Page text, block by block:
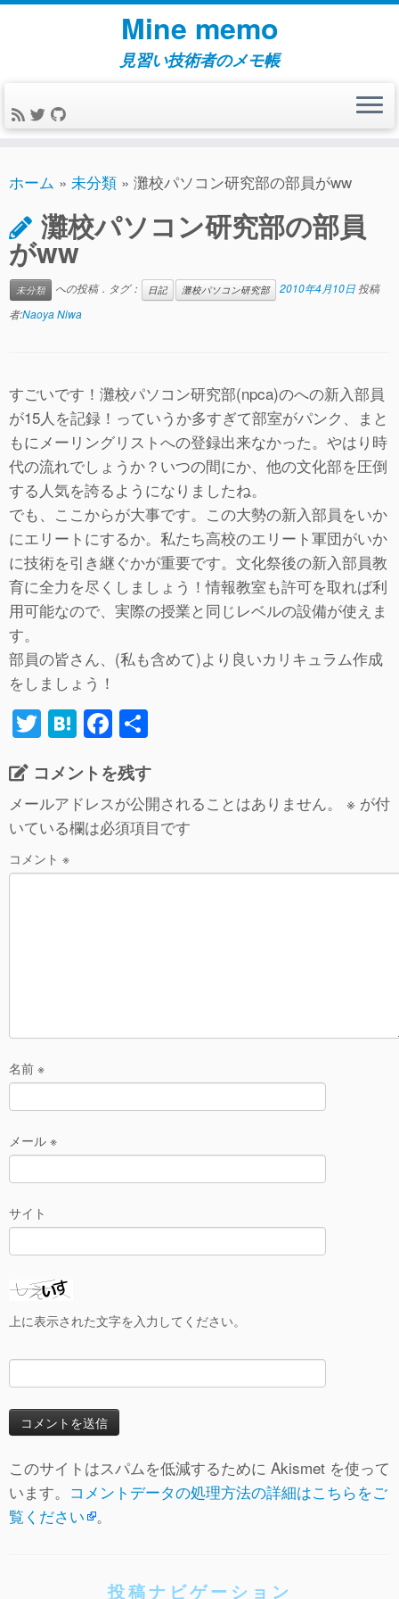
コ
ン
ツ
へ
キ
プ
Mine memo
見習い技術者のメモ帳
ホーム » 未分類 » 灘校パソコン研究部の部員がww
灘校パソコン研究部の部員
がww
未分類 への投稿．タグ： 日記 灘校パソコン研究部 2010年4月10日 投稿
者:Naoya Niwa
すごいです！灘校パソコン研究部(npca)のへの新入部員
が15人を記録！っていうか多すぎて部室がパンク、まと
もにメーリングリストへの登録出来なかった。やはり時
代の流れでしょうか？いつの間にか、他の文化部を圧倒
する人気を誇るようになりましたね。
でも、ここからが大事です。この大勢の新入部員をいか
にエリートにするか。私たち高校のエリート軍団がいか
に技術を引き継ぐかが重要です。文化祭後の新入部員教
育に全力を尽くしましょう！情報教室も許可を取れば利
用可能なので、実際の授業と同じレベルの設備が使えま
す。
部員の皆さん、(私も含めて)より良いカリキュラム作成
をしましょう！
T
tt
er
H
e
n
a
F
a
c
e
b
o
コメントを残す
メールアドレスが公開されることはありません。 ※ が付
いている欄は必須項目です
コメント ※
名前 ※
メール ※
サイト
上に表示された文字を入力してください。
このサイトはスパムを低減するために Akismet を使って
います。 コメントデータの処理方法の詳細はこちらをご
覧ください
。
投稿ナビゲーション